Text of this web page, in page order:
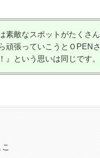
素敵なスポットがたくさ
頑張っていこうとＯPEN
』という思いは同じです